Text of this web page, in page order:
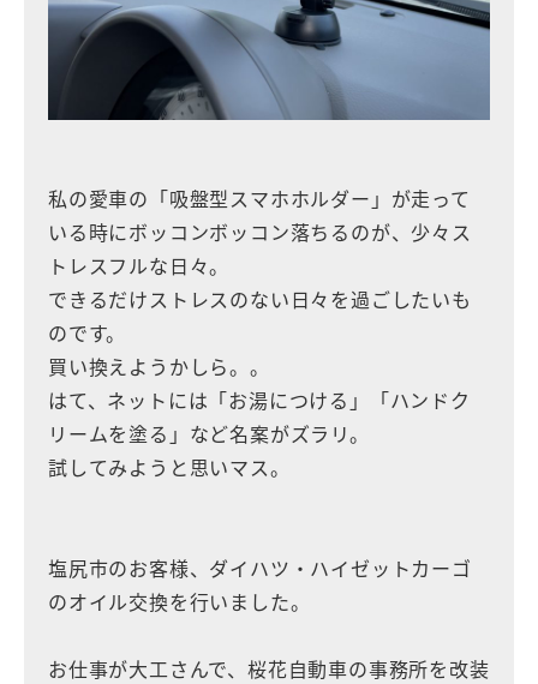
私の愛車の「吸盤型スマホホルダー」が走って
いる時にボッコンボッコン落ちるのが、少々ス
トレスフルな日々。
できるだけストレスのない日々を過ごしたいも
のです。
買い換えようかしら。。
はて、ネットには「お湯につける」「ハンドク
リームを塗る」など名案がズラリ。
試してみようと思いマス。
塩尻市のお客様、ダイハツ・ハイゼットカーゴ
のオイル交換を行いました。
お仕事が大工さんで、桜花自動車の事務所を改装